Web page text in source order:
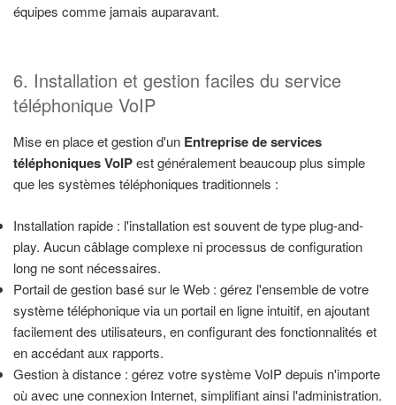
équipes comme jamais auparavant.
6. Installation et gestion faciles du service
téléphonique VoIP
Mise en place et gestion d'un Entreprise de services
téléphoniques VoIPest généralement beaucoup plus simple
que les systèmes téléphoniques traditionnels :
Installation rapide : l'installation est souvent de type plug-and-
play. Aucun câblage complexe ni processus de configuration
long ne sont nécessaires.
Portail de gestion basé sur le Web : gérez l'ensemble de votre
système téléphonique via un portail en ligne intuitif, en ajoutant
facilement des utilisateurs, en configurant des fonctionnalités et
en accédant aux rapports.
Gestion à distance : gérez votre système VoIP depuis n'importe
où avec une connexion Internet, simplifiant ainsi l'administration.